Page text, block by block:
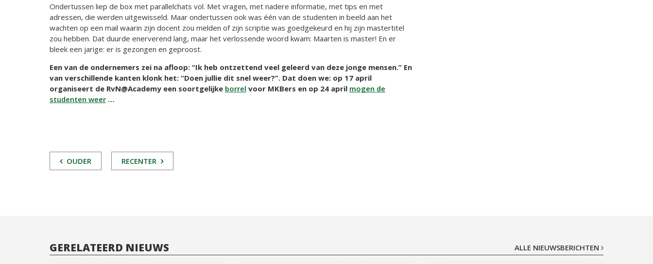
Ondertussen liep de box met parallelchats vol. Met vragen, met nadere informatie, met tips en met
adressen, die werden uitgewisseld. Maar ondertussen ook was één van de studenten in beeld aan het
wachten op een mail waarin zijn docent zou melden of zijn scriptie was goedgekeurd en hij zijn mastertitel
zou hebben. Dat duurde enerverend lang, maar het verlossende woord kwam: Maarten is master! En er
bleek een jarige: er is gezongen en geproost.
Een van de ondernemers zei na afloop: “Ik heb ontzettend veel geleerd van deze jonge mensen.” En
van verschillende kanten klonk het: “Doen jullie dit snel weer?”. Dat doen we: op 17 april
organiseert de RvN@Academy een soortgelijke borrel voor MKBers en op 24 april mogen de
studenten weer …
POST
OUDER RECENTER
GERELATEERD NIEUWS ALLE NIEUWSBERICHTEN